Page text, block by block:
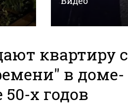
квартиру с
в доме-
х годов